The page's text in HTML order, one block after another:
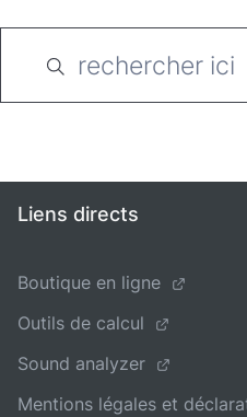
Liens directs
Boutique en ligne
Outils de calcul
Sound analyzer
Mentions légales et